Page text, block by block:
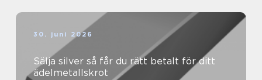
30. juni 2026
Sälja silver så får du rätt betalt för ditt
ädelmetallskrot